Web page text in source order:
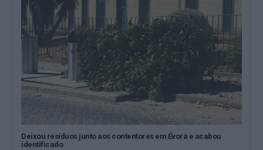
Deixou resíduos junto aos contentores em Évora e acabou
identificado